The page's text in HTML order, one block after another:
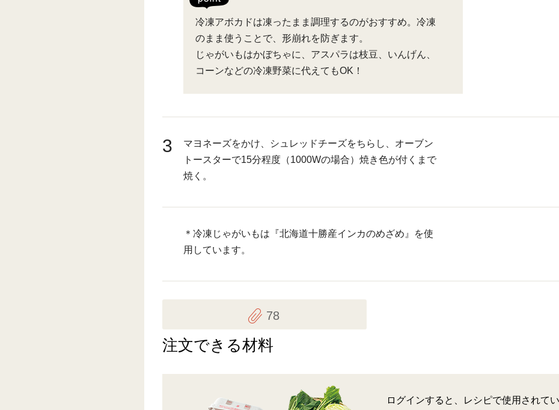
冷凍アボカドは凍ったまま調理するのがおすすめ。冷凍
のまま使うことで、形崩れを防ぎます。
じゃがいもはかぼちゃに、アスパラは枝豆、いんげん、
コーンなどの冷凍野菜に代えてもOK！
3
マヨネーズをかけ、シュレッドチーズをちらし、オーブン
トースターで15分程度（1000Wの場合）焼き色が付くまで
焼く。
＊冷凍じゃがいもは『北海道十勝産インカのめざめ』を使
用しています。
78
注文できる材料
ログインすると、レシピで使用されて